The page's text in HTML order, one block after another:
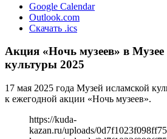
Google Calendar
Outlook.com
Скачать .ics
Акция «Ночь музеев» в Музее
культуры 2025
17 мая 2025 года Музей исламской
к ежегодной акции «Ночь музеев».
https://kuda-
kazan.ru/uploads/